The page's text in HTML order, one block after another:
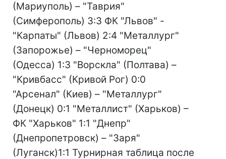
(Мариуполь) – "Таврия"
(Симферополь) 3:3 ФК "Львов" -
"Карпаты" (Львов) 2:4 "Металлург"
(Запорожье) – "Черноморец"
(Одесса) 1:3 "Ворскла" (Полтава) –
"Кривбасс" (Кривой Рог) 0:0
"Арсенал" (Киев) – "Металлург"
(Донецк) 0:1 "Металлист" (Харьков) –
ФК "Харьков" 1:1 "Днепр"
(Днепропетровск) – "Заря"
(Луганск)1:1 Турнирная таблица после